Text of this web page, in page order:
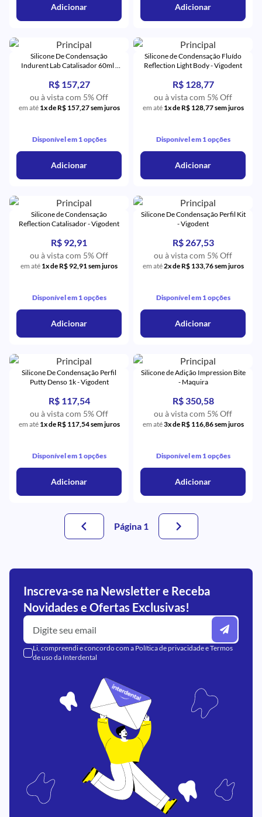
Adicionar Adicionar
Silicone De Condensação
Indurent Lab Catalisador 60ml -
R$ 157,27
ou à vista com 5% Off
em até 1x de R$ 157,27 sem juros
Disponível em 1 opções
Adicionar
Silicone de Condensação Fluído
Reflection Light Body - Vigodent
R$ 128,77
ou à vista com 5% Off
em até 1x de R$ 128,77 sem juros
Disponível em 1 opções
Adicionar
Silicone de Condensação
Reflection Catalisador - Vigodent
R$ 92,91
ou à vista com 5% Off
em até 1x de R$ 92,91 sem juros
Disponível em 1 opções
Adicionar
Silicone De Condensação Perfil Kit
- Vigodent
R$ 267,53
ou à vista com 5% Off
em até2x de R$ 133,76 sem juros
Disponível em 1 opções
Adicionar
Silicone De Condensação Perfil
Putty Denso 1k - Vigodent
R$ 117,54
ou à vista com 5% Off
em até 1x de R$ 117,54 sem juros
Disponível em 1 opções
Adicionar
Silicone de Adição Impression Bite
- Maquira
R$ 350,58
ou à vista com 5% Off
em até3x de R$ 116,86 sem juros
Disponível em 1 opções
Adicionar
Página 1
Inscreva-se na Newsletter e Receba
Novidades e Ofertas Exclusivas!
Li, compreendi e concordo com a Política de privacidadeeTermos
de usoda Interdental